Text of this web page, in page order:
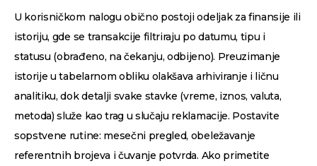
U korisničkom nalogu obično postoji odeljak za finansije ili
istoriju, gde se transakcije filtriraju po datumu, tipu i
statusu (obrađeno, na čekanju, odbijeno). Preuzimanje
istorije u tabelarnom obliku olakšava arhiviranje i ličnu
analitiku, dok detalji svake stavke (vreme, iznos, valuta,
metoda) služe kao trag u slučaju reklamacije. Postavite
sopstvene rutine: mesečni pregled, obeležavanje
referentnih brojeva i čuvanje potvrda. Ako primetite